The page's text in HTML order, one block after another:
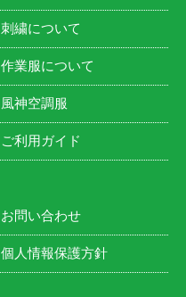
刺繍について
作業服について
風神空調服
ご利用ガイド
お問い合わせ
個人情報保護方針